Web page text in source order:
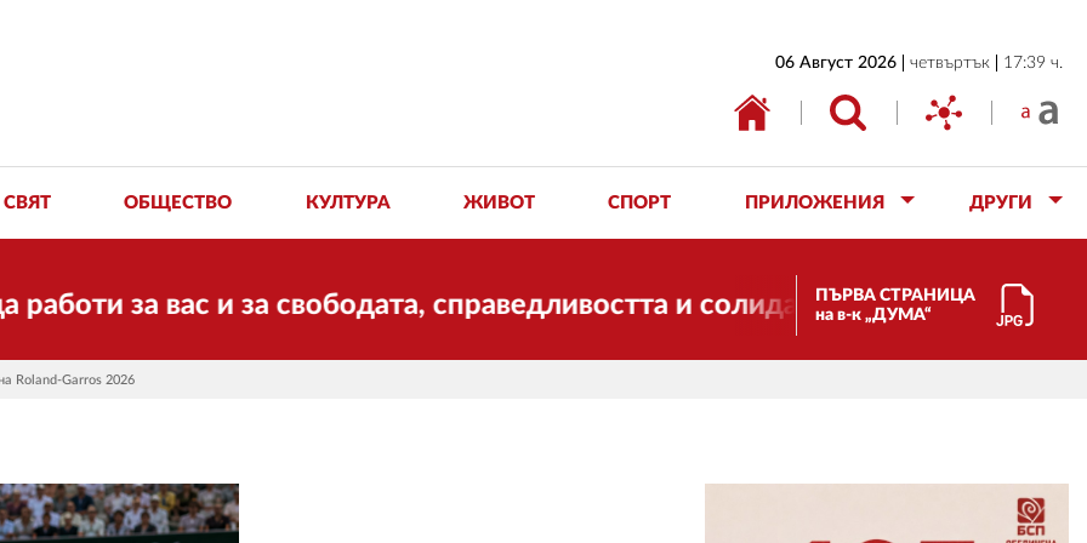
06 Август 2026 четвъртък 17:39 ч.
СВЯТ ОБЩЕСТВО КУЛТУРА ЖИВОТ СПОРТ ПРИЛОЖЕНИЯ ДРУГИ
и за свободата, справедливостта и солидарността. Благодарим ви за
ПЪРВА СТРАНИЦА
на в-к „ДУМА“
Roland-Garros 2026
ИКОНОМИКА
ОБЩЕСТВО